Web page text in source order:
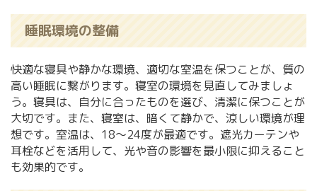
睡眠環境の整備
快適な寝具や静かな環境、適切な室温を保つことが、質の
高い睡眠に繋がります。寝室の環境を見直してみましょ
う。寝具は、自分に合ったものを選び、清潔に保つことが
大切です。また、寝室は、暗くて静かで、涼しい環境が理
想です。室温は、18～24度が最適です。遮光カーテンや
耳栓などを活用して、光や音の影響を最小限に抑えること
も効果的です。